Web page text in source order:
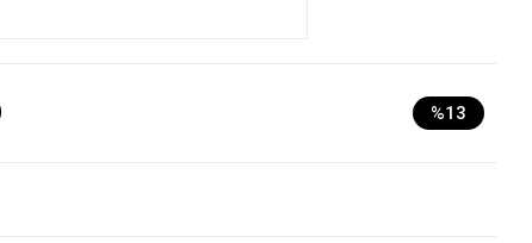
%13